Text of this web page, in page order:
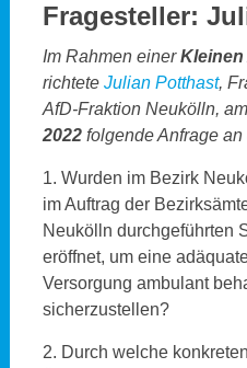
Fragesteller:
Im Rahmen einerKleinen
richtete Julian Potthast,
AfD-Fraktion Neukölln, am
2022folgende Anfrage
1. Wurden im Bezirk
im Auftrag der
Neukölln durchgeführten
eröffnet, um eine
Versorgung ambulant
sicherzustellen?
2. Durch welche